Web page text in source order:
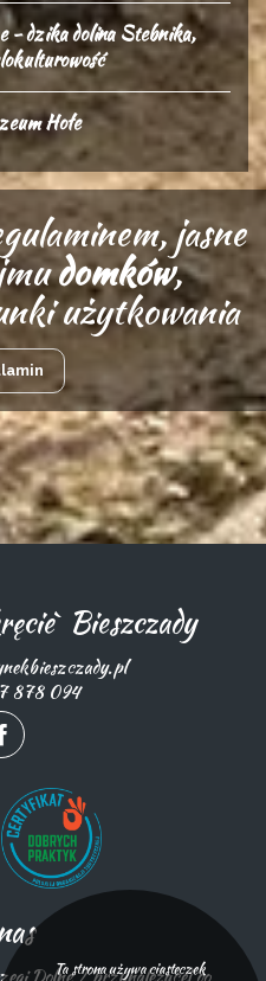
- dzika dolina Stebnika,
Hołe
jasne
domków,
użytkowania
Bieszczady
878 094
Ta strona używa ciasteczek